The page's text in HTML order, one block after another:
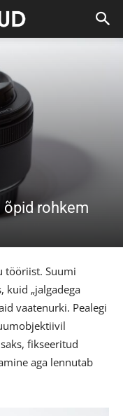
õpid rohkem
tööriist. Suumi
kuid „jalgadega
vaatenurki. Pealegi
fikseeritud
aga lennutab